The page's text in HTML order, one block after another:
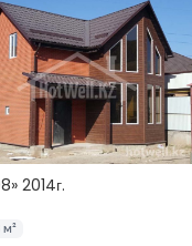
2014г.
м²